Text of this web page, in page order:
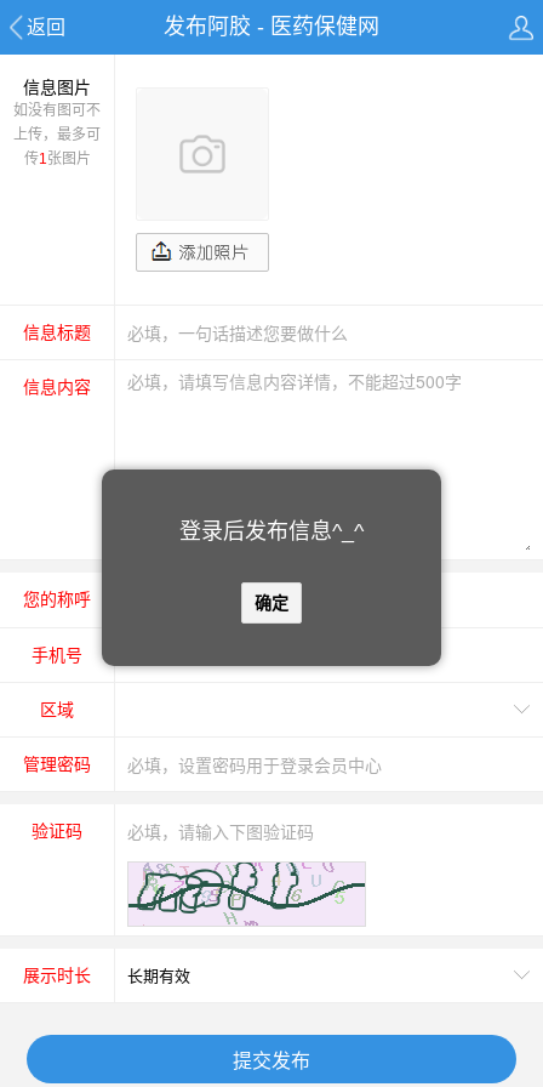
登录后发布信息^_^
确定
返回 发布阿胶 - 医药保健网
信息图片
如没有图可不
上传，最多可
传1张图片
信息标题
信息内容
您的称呼 女士
手机号
区域
管理密码
验证码
展示时长
提交发布